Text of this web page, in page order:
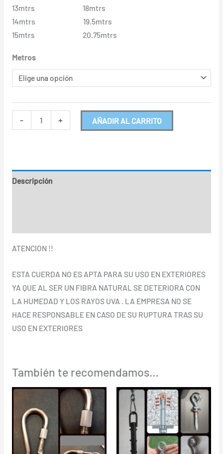
13mtrs 18mtrs
14mtrs 19.5mtrs
15mtrs 20.75mtrs
Metros
- + AÑADIR AL CARRITO
Descripción
ATENCION !!
ESTA CUERDA NO ES APTA PARA SU USO EN EXTERIORES
YA QUE AL SER UN FIBRA NATURAL SE DETERIORA CON
LA HUMEDAD Y LOS RAYOS UVA . LA EMPRESA NO SE
HACE RESPONSABLE EN CASO DE SU RUPTURA TRAS SU
USO EN EXTERIORES
También te recomendamos…
Rango
de
precios:
desde
3,95 €
hasta
9,95 €